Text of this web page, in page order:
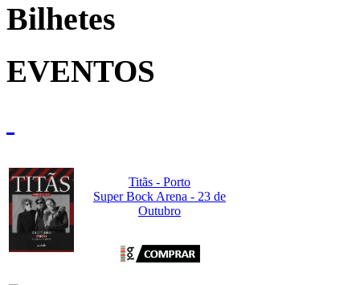
Bilhetes
EVENTOS
Titãs - Porto
Super Bock Arena - 23 de
Outubro